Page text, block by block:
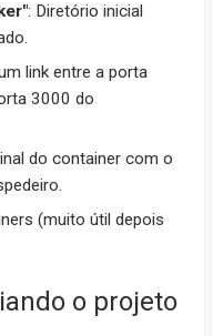
: Diretório inicial
link entre a porta
3000 do
do container com o
(muito útil depois
o projeto